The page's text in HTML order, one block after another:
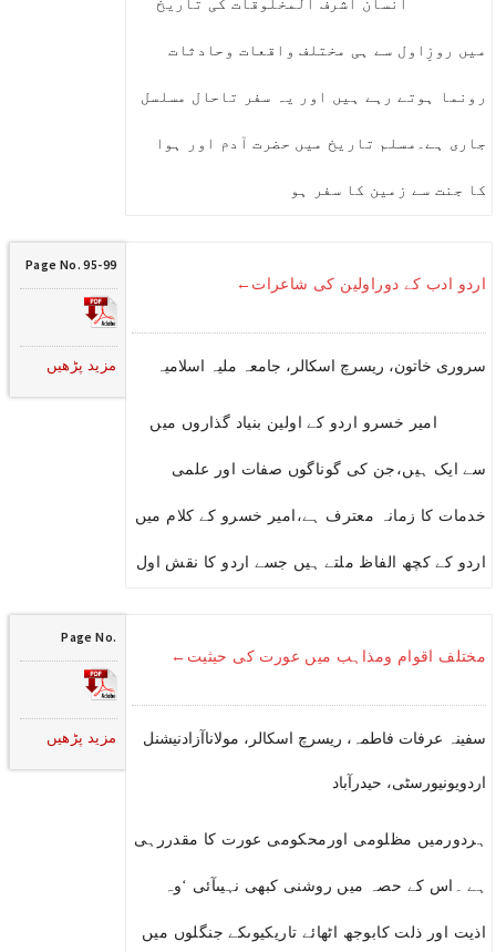
انسان اشرف المخلوقات کی تاریخ
میں روزِاول سے ہی مختلف واقعات وحادثات
رونما ہوتے رہے ہیں اور یہ سفر تاحال مسلسل
جاری ہے۔مسلم تاریخ میں حضرت آدم اور ہوا
کا جنت سے زمین کا سفر ہو
اردو ادب کے دوراولین کی شاعرات←
سروری خاتون، ریسرچ اسکالر، جامعہ ملیہ اسلامیہ
امیر خسرو اردو کے اولین بنیاد گذاروں میں
سے ایک ہیں،جن کی گوناگوں صفات اور علمی
خدمات کا زمانہ معترف ہے،امیر خسرو کے کلام میں
اردو کے کچھ الفاظ ملتے ہیں جسے اردو کا نقش اول
Page No. 95-99
مزید پڑھیں
مختلف اقوام ومذاہب میں عورت کی حیثیت←
سفینہ عرفات فاطمہ، ریسرچ اسکالر، مولاناآزادنیشنل
اردویونیورسٹی، حیدرآباد
ہردورمیں مظلومی اورمحکومی عورت کا مقدررہی
ہے ۔اس کے حصہ میں روشنی کبھی نہیںآئی ‘وہ
اذیت اور ذلت کابوجھ اٹھائے تاریکیوںکے جنگلوں میں
Page No.
مزید پڑھیں